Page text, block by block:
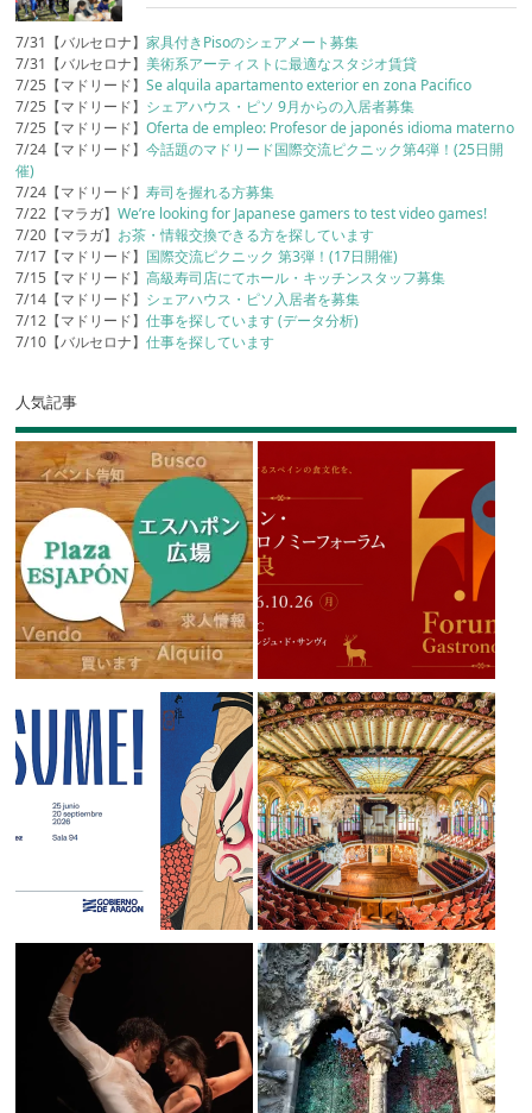
7/31【バルセロナ】家具付きPisoのシェアメート募集
7/31【バルセロナ】美術系アーティストに最適なスタジオ賃貸
7/25【マドリード】Se alquila apartamento exterior en zona Pacifico
7/25【マドリード】 シェアハウス・ピソ 9月からの入居者募集
7/25【マドリード】Oferta de empleo: Profesor de japonés idioma materno
7/24【マドリード】今話題のマドリード国際交流ピクニック第4弾！(25日開
催)
7/24【マドリード】寿司を握れる方募集
7/22【マラガ】We’re looking for Japanese gamers to test video games!
7/20【マラガ】 お茶・情報交換できる方を探しています
7/17【マドリード】 国際交流ピクニック 第3弾！(17日開催)
7/15【マドリード】高級寿司店にてホール・キッチンスタッフ募集
7/14【マドリード】 シェアハウス・ピソ入居者を募集
7/12【マドリード】仕事を探しています (データ分析)
7/10【バルセロナ】仕事を探しています
人気記事